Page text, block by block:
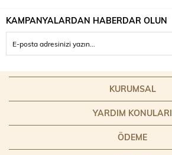
KAMPANYALARDAN HABERDAR OLUN
KURUMSAL
YARDIM KONULARI
ÖDEME